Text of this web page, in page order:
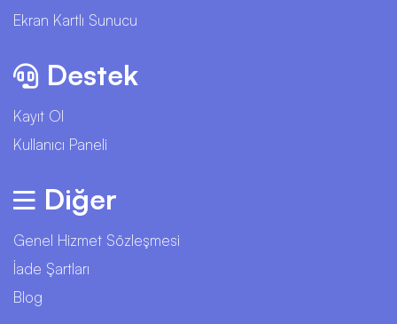
Ekran Kartlı Sunucu
Destek
Kayıt Ol
Kullanıcı Paneli
Diğer
Genel Hizmet Sözleşmesi
İade Şartları
Blog